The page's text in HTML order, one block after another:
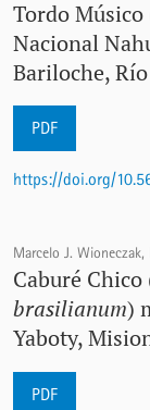
Tordo Músico
Nacional
Bariloche,
PDF
https://doi.org/
Marcelo J. Wioneczak,
Caburé Chico
brasilianum)
Yaboty,
PDF